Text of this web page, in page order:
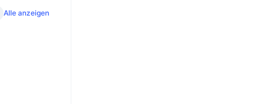
Alle anzeigen